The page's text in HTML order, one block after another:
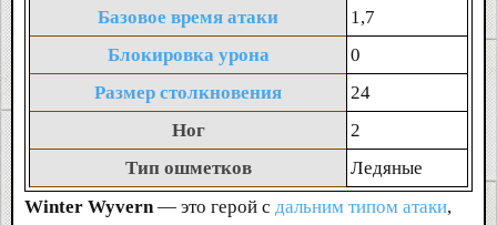
Базовое время атаки
1,7
Блокировка урона
0
Размер столкновения
24
Ног
2
Тип ошметков
Ледяные
Winter Wyvern — это герой с дальним типом атаки,